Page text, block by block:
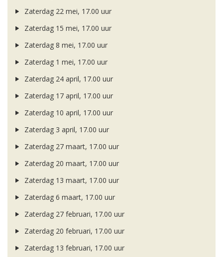
Zaterdag 22 mei, 17.00 uur
Zaterdag 15 mei, 17.00 uur
Zaterdag 8 mei, 17.00 uur
Zaterdag 1 mei, 17.00 uur
Zaterdag 24 april, 17.00 uur
Zaterdag 17 april, 17.00 uur
Zaterdag 10 april, 17.00 uur
Zaterdag 3 april, 17.00 uur
Zaterdag 27 maart, 17.00 uur
Zaterdag 20 maart, 17.00 uur
Zaterdag 13 maart, 17.00 uur
Zaterdag 6 maart, 17.00 uur
Zaterdag 27 februari, 17.00 uur
Zaterdag 20 februari, 17.00 uur
Zaterdag 13 februari, 17.00 uur